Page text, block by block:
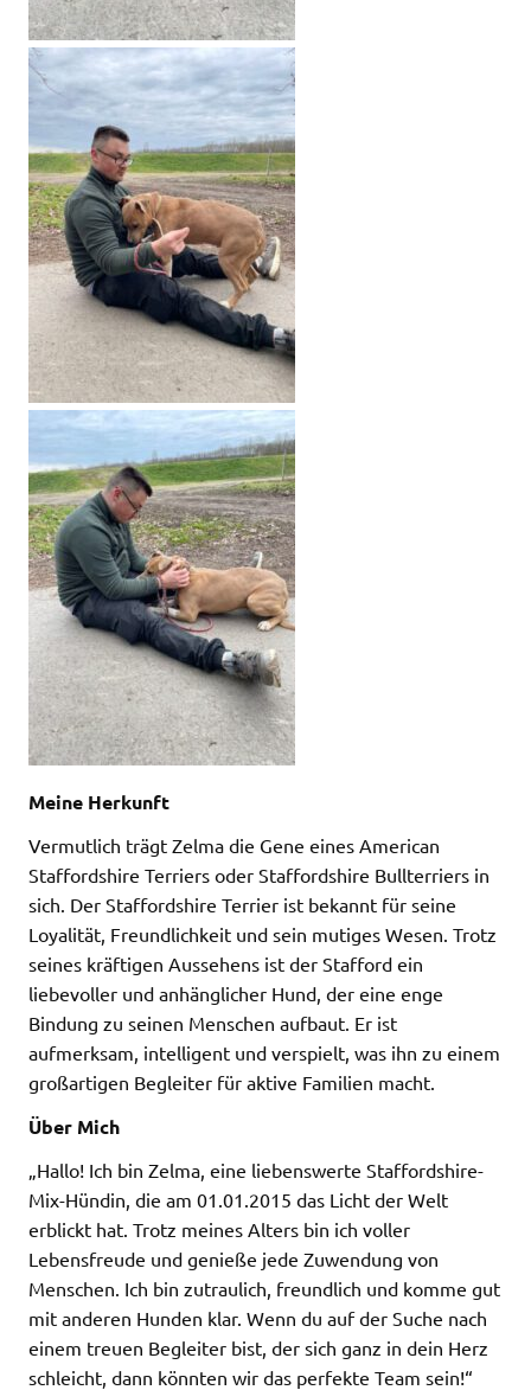
Meine Herkunft
Vermutlich trägt Zelma die Gene eines American
Staffordshire Terriers oder Staffordshire Bullterriers in
sich. Der Staffordshire Terrier ist bekannt für seine
Loyalität, Freundlichkeit und sein mutiges Wesen. Trotz
seines kräftigen Aussehens ist der Stafford ein
liebevoller und anhänglicher Hund, der eine enge
Bindung zu seinen Menschen aufbaut. Er ist
aufmerksam, intelligent und verspielt, was ihn zu einem
großartigen Begleiter für aktive Familien macht.
Über Mich
„Hallo! Ich bin Zelma, eine liebenswerte Staffordshire-
Mix-Hündin, die am 01.01.2015 das Licht der Welt
erblickt hat. Trotz meines Alters bin ich voller
Lebensfreude und genieße jede Zuwendung von
Menschen. Ich bin zutraulich, freundlich und komme gut
mit anderen Hunden klar. Wenn du auf der Suche nach
einem treuen Begleiter bist, der sich ganz in dein Herz
schleicht, dann könnten wir das perfekte Team sein!“